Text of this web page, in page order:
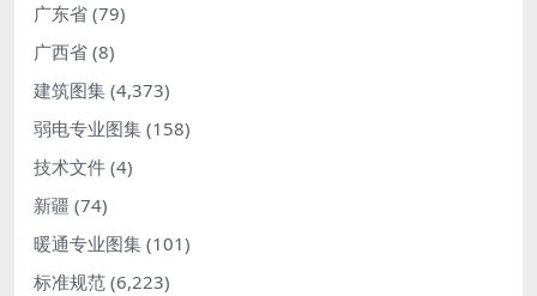
广东省 (79)
广西省 (8)
建筑图集 (4,373)
弱电专业图集 (158)
技术文件 (4)
新疆 (74)
暖通专业图集 (101)
标准规范 (6,223)